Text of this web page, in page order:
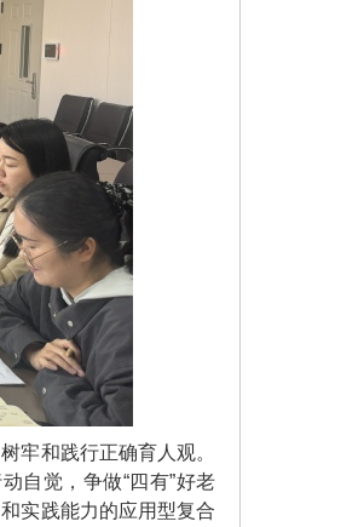
牢和践行正确育人观。
自觉，争做“四有”好老
实践能力的应用型复合